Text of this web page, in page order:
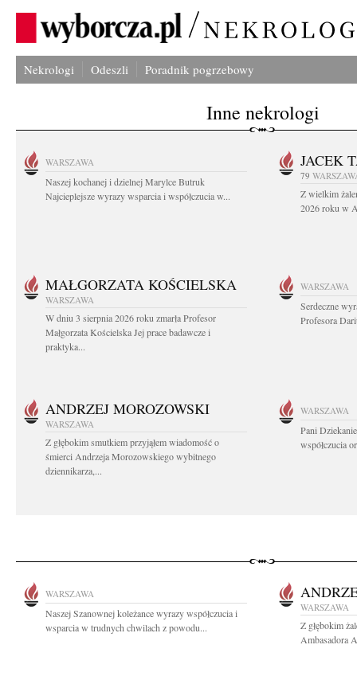
Nekrologi Odeszli Poradnik pogrzebowy
Inne nekrologi
WARSZAWA
Naszej kochanej i dzielnej Marylce Butruk
Najcieplejsze wyrazy wsparcia i współczucia w...
JACEK
79
Z wielkim
2026 roku w
MAŁGORZATA KOŚCIELSKA
WARSZAWA
W dniu 3 sierpnia 2026 roku zmarła Profesor
Małgorzata Kościelska Jej prace badawcze i
praktyka...
WARSZAWA
Serdeczne
Profesora
ANDRZEJ MOROZOWSKI
WARSZAWA
Z głębokim smutkiem przyjąłem wiadomość o
śmierci Andrzeja Morozowskiego wybitnego
dziennikarza,...
WARSZAWA
Pani
współczucia
WARSZAWA
Naszej Szanownej koleżance wyrazy współczucia i
wsparcia w trudnych chwilach z powodu...
WARSZAWA
Z głębokim
Ambasadora